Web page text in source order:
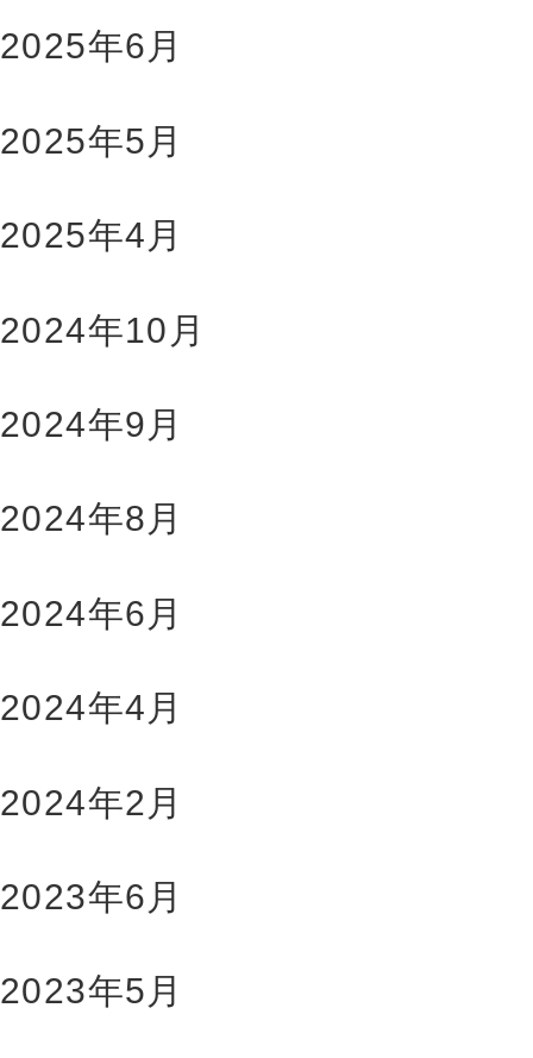
2025年6月
2025年5月
2025年4月
2024年10月
2024年9月
2024年8月
2024年6月
2024年4月
2024年2月
2023年6月
2023年5月